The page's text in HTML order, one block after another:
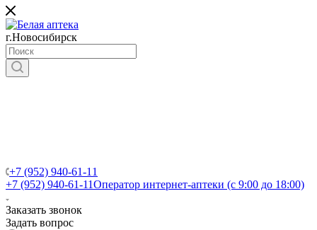
г.Новосибирск
+7 (952) 940-61-11
+7 (952) 940-61-11Оператор интернет-аптеки (с 9:00 до 18:00)
Заказать звонок
Задать вопрос